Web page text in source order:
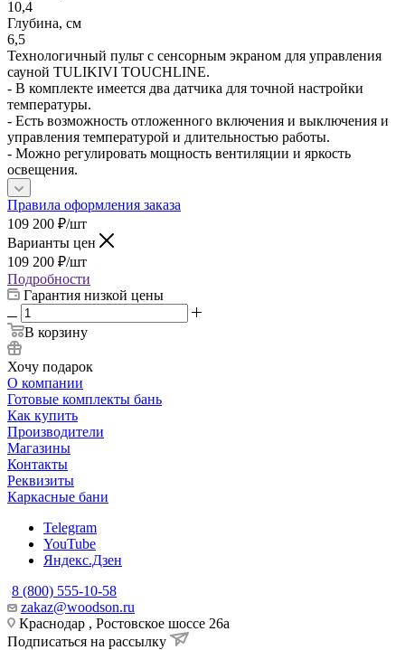
10,4
Глубина, см
6,5
Технологичный пульт с сенсорным экраном для управления
сауной TULIKIVI TOUCHLINE.
- В комплекте имеется два датчика для точной настройки
температуры.
- Есть возможность отложенного включения и выключения и
управления температурой и длительностью работы.
- Можно регулировать мощность вентиляции и яркость
освещения.
Правила оформления заказа
109 200 ₽/шт
Варианты цен
109 200 ₽/шт
Подробности
Гарантия низкой цены
В корзину
Хочу подарок
О компании
Готовые комплекты бань
Как купить
Производители
Магазины
Контакты
Реквизиты
Каркасные бани
Telegram
YouTube
Яндекс.Дзен
8 (800) 555-10-58
zakaz@woodson.ru
Краснодар , Ростовское шоссе 26а
Подписаться на рассылку